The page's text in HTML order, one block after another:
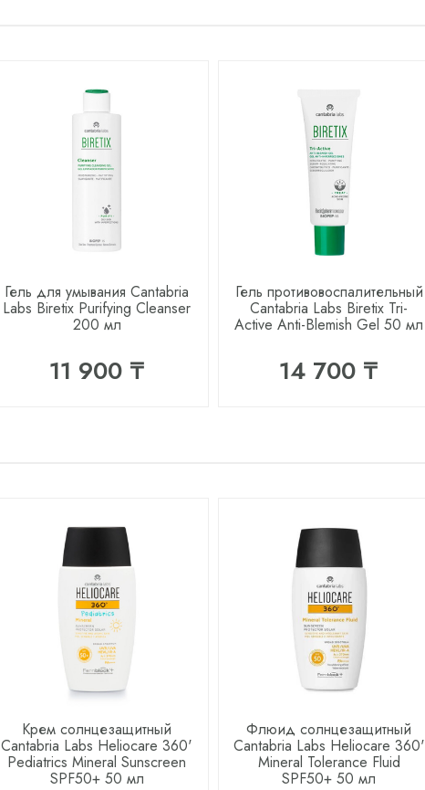
Гель для умывания Cantabria
Labs Biretix Purifying Cleanser
200 мл
11 900 ₸
Гель противовоспалительный
Cantabria Labs Biretix Tri-
Active Anti-Blemish Gel 50 мл
14 700 ₸
Крем солнцезащитный
Cantabria Labs Heliocare 360'
Pediatrics Mineral Sunscreen
SPF50+ 50 мл
Флюид солнцезащитный
Cantabria Labs Heliocare 360'
Mineral Tolerance Fluid
SPF50+ 50 мл